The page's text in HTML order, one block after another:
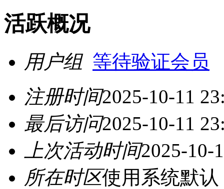
活跃概况
用户组 等待验证会员
注册时间2025-10-11
最后访问2025-10-11
上次活动时间2025-10-
所在时区使用系统默认